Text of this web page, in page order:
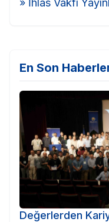
» İhlas Vakfı
En Son
Değerlerden